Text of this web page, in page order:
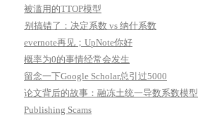
被滥用的TTOP模型
别搞错了：决定系数 vs 纳什系数
evernote再见；UpNote你好
概率为0的事情经常会发生
留念一下Google Scholar总引过5000
论文背后的故事：融冻土统一导数系数模型
Publishing Scams